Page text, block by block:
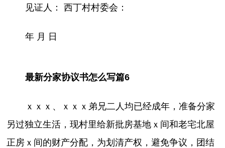
见证人： 西丁村村委会：
年 月 日
最新分家协议书怎么写篇6
ｘｘｘ、ｘｘｘ弟兄二人均已经成年，准备分家
另过独立生活，现村里给新批房基地ｘ间和老宅北屋
正房ｘ间的财产分配，为划清产权，避免争议，团结